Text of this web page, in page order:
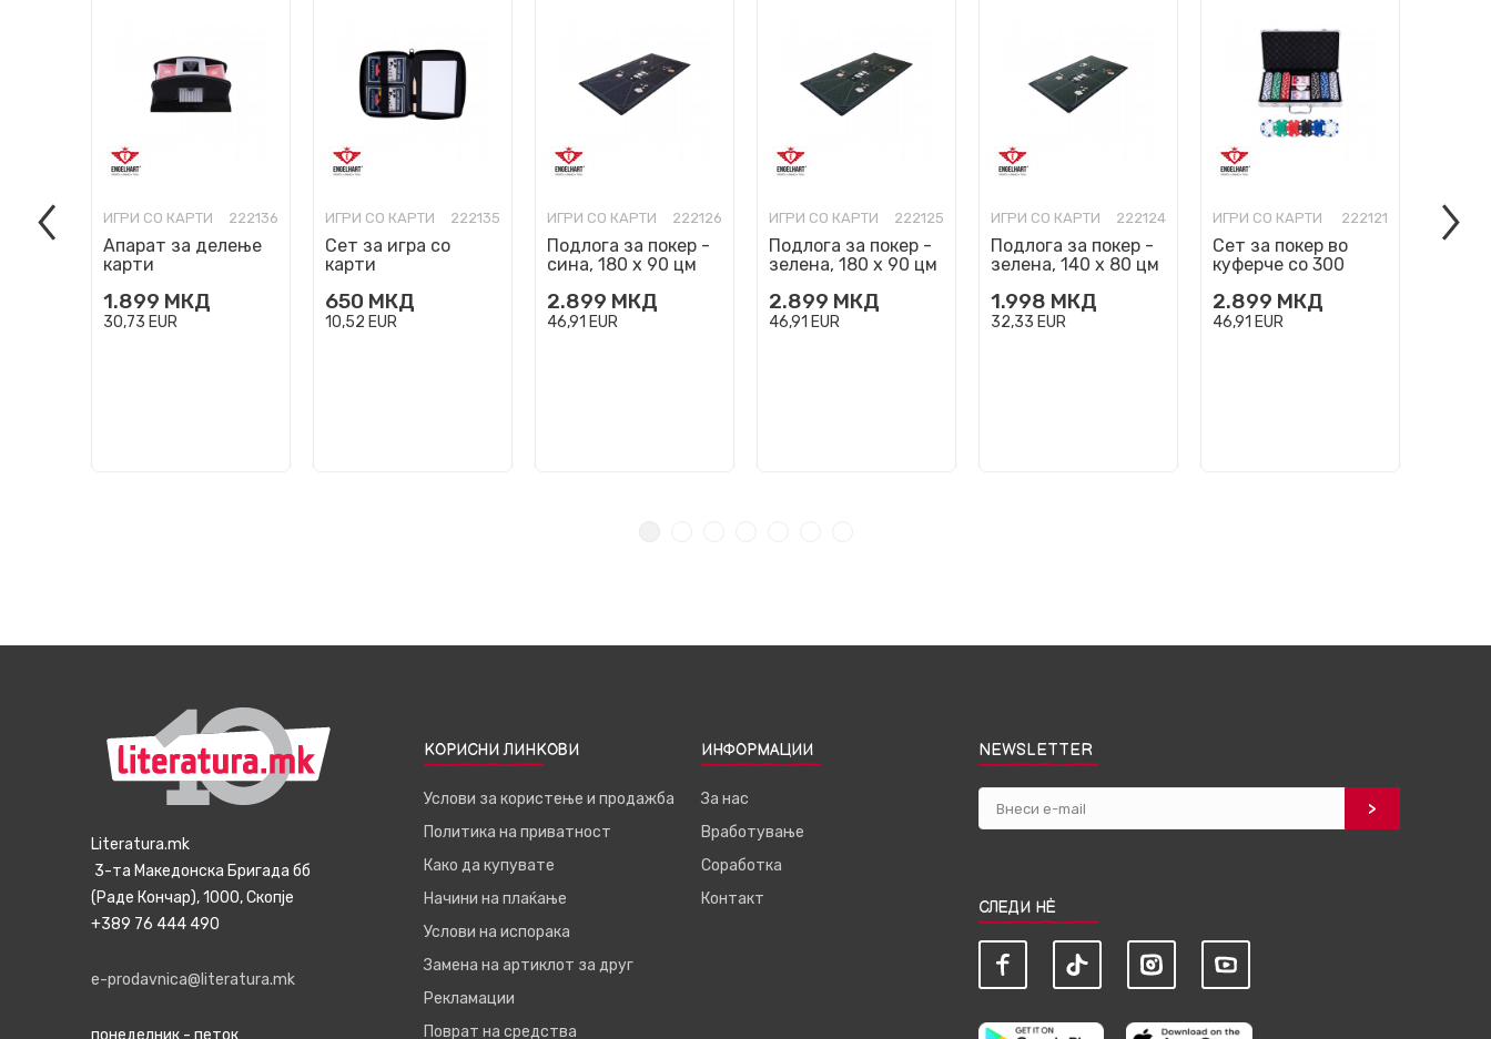
ИГРИ СО КАРТИ 222136
Апарат за делење
карти
1.899 МКД
30,73 EUR
ИГРИ СО КАРТИ 222135
Сет за игра со
карти
650 МКД
10,52 EUR
ИГРИ СО КАРТИ 222126
Подлога за покер -
сина, 180 х 90 цм
2.899 МКД
46,91 EUR
ИГРИ СО КАРТИ 222125
Подлога за покер -
зелена, 180 х 90 цм
2.899 МКД
46,91 EUR
ИГРИ СО КАРТИ 222124
Подлога за покер -
зелена, 140 х 80 цм
1.998 МКД
32,33 EUR
ИГРИ СО КАРТИ 222121
Сет за покер во
куферче со 300
2.899 МКД
46,91 EUR
ИГРИ
Сет
Literatura.mk
3-та Македонска Бригада бб
(Раде Кончар), 1000, Скопје
+389 76 444 490
e-prodavnica@literatura.mk
понеделник - петок
КОРИСНИ ЛИНКОВИ
Услови за користење и продажба
Политика на приватност
Како да купувате
Начини на плаќање
Услови на испорака
Замена на артиклот за друг
Рекламации
Поврат на средства
ИНФОРМАЦИИ
За нас
Вработување
Соработка
Контакт
NEWSLETTER
СЛЕДИ НЀ